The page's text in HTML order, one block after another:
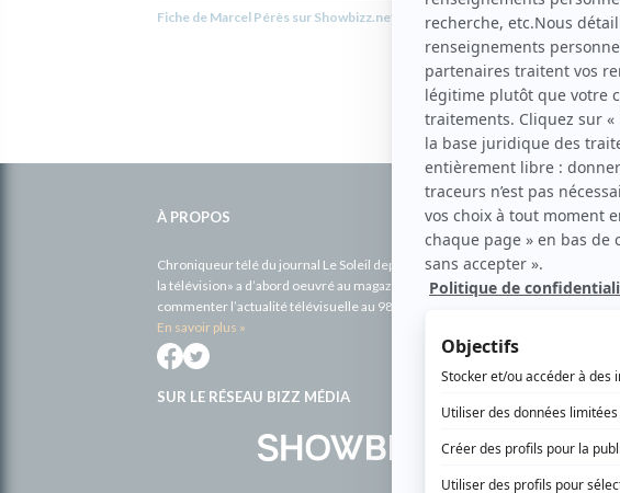
Fiche de Marcel Pérès sur Showbizz.net Les
À PROPOS
Chroniqueur télé du journal Le Soleil depuis 2001, Richard Therrien carbure à
la télévision» a d’abord oeuvré au magazine TV Hebdo de 1996 à 2001. Sa
commenter l’actualité télévisuelle au 98,5.
En savoir plus »
SUR LE RÉSEAU BIZZ MÉDIA